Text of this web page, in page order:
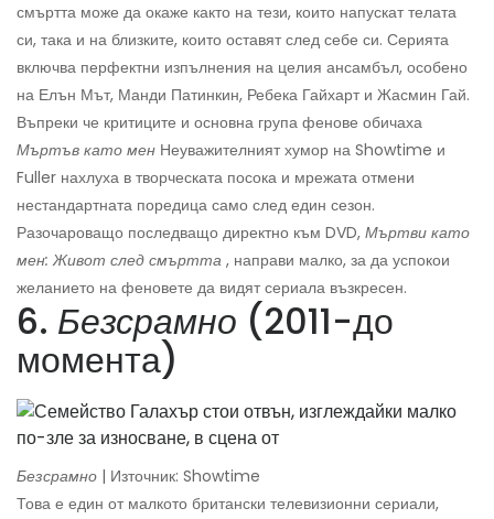
смъртта може да окаже както на тези, които напускат телата
си, така и на близките, които оставят след себе си. Серията
включва перфектни изпълнения на целия ансамбъл, особено
на Елън Мът, Манди Патинкин, Ребека Гайхарт и Жасмин Гай.
Въпреки че критиците и основна група фенове обичаха
Мъртъв като мен Неуважителният хумор на Showtime и
Fuller нахлуха в творческата посока и мрежата отмени
нестандартната поредица само след един сезон.
Разочароващо последващо директно към DVD, Мъртви като
мен: Живот след смъртта , направи малко, за да успокои
желанието на феновете да видят сериала възкресен.
6. Безсрамно (2011-до
момента)
Безсрамно | Източник: Showtime
Това е един от малкото британски телевизионни сериали,